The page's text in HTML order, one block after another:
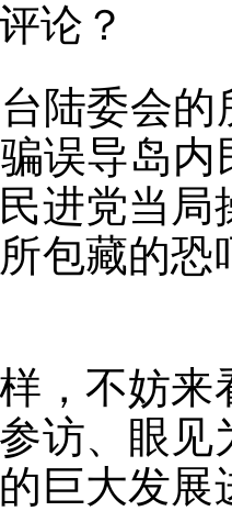
论？
陆委会的
误导岛
进党当
包藏的
不妨来
访、眼
巨大发